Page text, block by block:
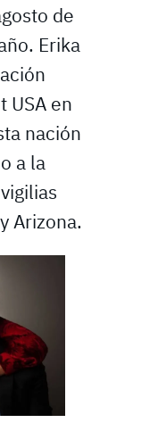
de
Erika
USA en
nación
a la
Arizona.